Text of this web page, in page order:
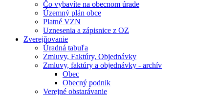
Čo vybavíte na obecnom úrade
Územný plán obce
Platné VZN
Uznesenia a zápisnice z OZ
Zverejňovanie
Úradná tabuľa
Zmluvy, Faktúry, Objednávky
Zmluvy, faktúry a objednávky - archív
Obec
Obecný podnik
Verejné obstarávanie